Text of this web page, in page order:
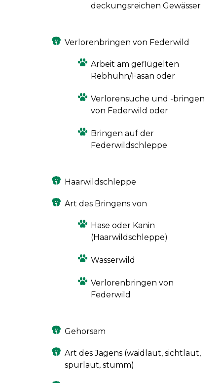
deckungsreichen Gewässer
Verlorenbringen von Federwild
Arbeit am geflügelten
Rebhuhn/Fasan oder
Verlorensuche und -bringen
von Federwild oder
Bringen auf der
Federwildschleppe
Haarwildschleppe
Art des Bringens von
Hase oder Kanin
(Haarwildschleppe)
Wasserwild
Verlorenbringen von
Federwild
Gehorsam
Art des Jagens (waidlaut, sichtlaut,
spurlaut, stumm)